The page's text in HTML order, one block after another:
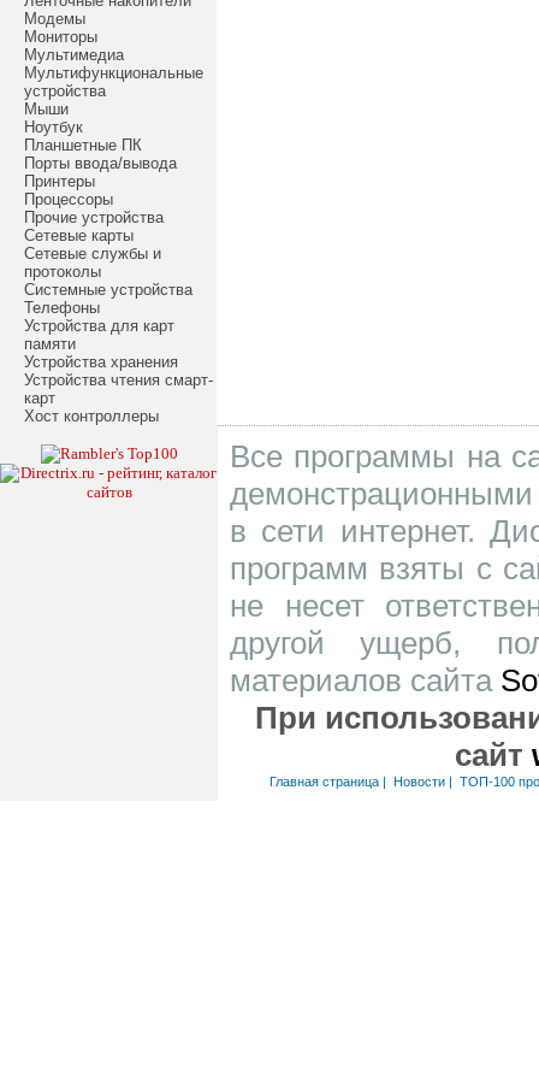
Модемы
Мониторы
Мультимедиа
Мультифункциональные
устройства
Мыши
Ноутбук
Планшетные ПК
Порты ввода/вывода
Принтеры
Процессоры
Прочие устройства
Сетевые карты
Сетевые службы и
протоколы
Системные устройства
Телефоны
Устройства для карт
памяти
Устройства хранения
Устройства чтения смарт-
карт
Хост контроллеры
Все программы на
в сети интернет.
программ взяты с
не несет
другой ущерб,
материалов сайта
При
сайт
Главная страница| Новости| ТОП-100